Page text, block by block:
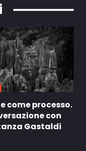
come processo.
con
Gastaldi